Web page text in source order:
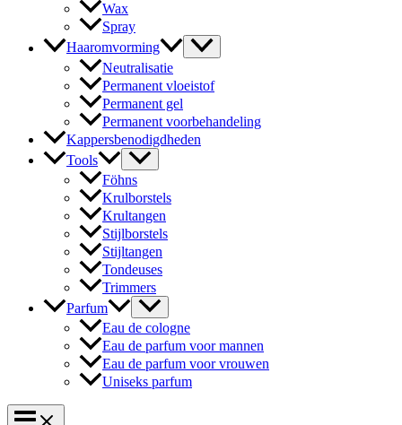
Wax
Spray
Haaromvorming
Neutralisatie
Permanent vloeistof
Permanent gel
Permanent voorbehandeling
Kappersbenodigdheden
Tools
Föhns
Krulborstels
Krultangen
Stijlborstels
Stijltangen
Tondeuses
Trimmers
Parfum
Eau de cologne
Eau de parfum voor mannen
Eau de parfum voor vrouwen
Uniseks parfum